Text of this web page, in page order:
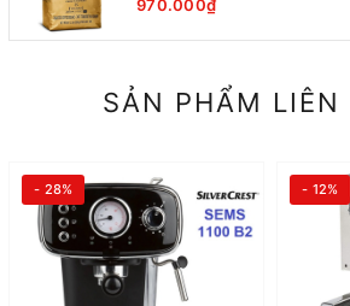
970.000₫
SẢN PHẨM LIÊN
- 28% - 12%